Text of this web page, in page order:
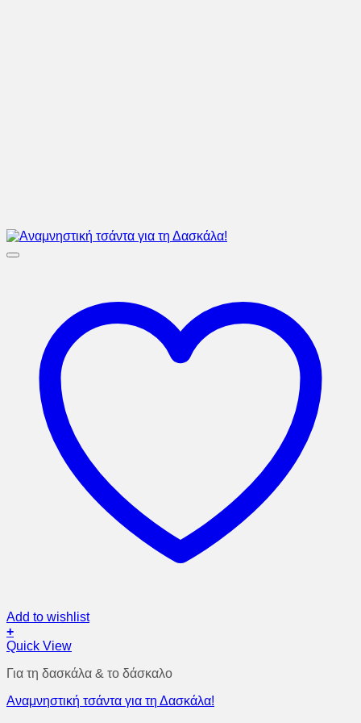
Add to wishlist
+
Quick View
Για τη δασκάλα & το δάσκαλο
Αναμνηστική τσάντα για τη Δασκάλα!